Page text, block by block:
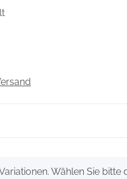
Wählen Sie